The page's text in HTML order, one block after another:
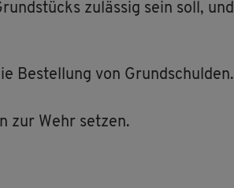
zu­läs­sig sein soll, und
Be­stel­lung von Grund­schul­den.
zur Wehr set­zen.